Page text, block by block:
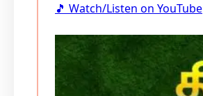
🎵 Watch/Listen on YouTube